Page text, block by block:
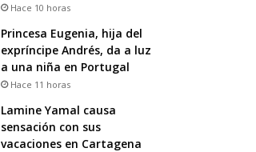
Hace 10 horas
Princesa Eugenia, hija del
expríncipe Andrés, da a luz
a una niña en Portugal
Hace 11 horas
Lamine Yamal causa
sensación con sus
vacaciones en Cartagena